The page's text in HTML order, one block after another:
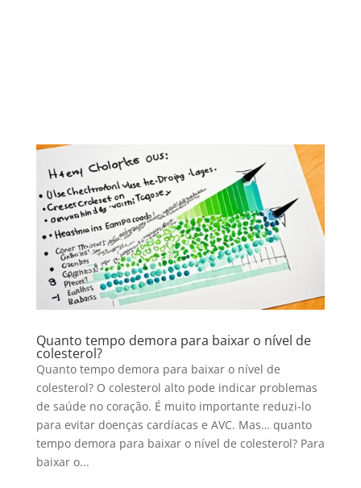
Quanto tempo demora para baixar o nível de
colesterol?
Quanto tempo demora para baixar o nível de
colesterol? O colesterol alto pode indicar problemas
de saúde no coração. É muito importante reduzi-lo
para evitar doenças cardíacas e AVC. Mas… quanto
tempo demora para baixar o nível de colesterol? Para
baixar o...